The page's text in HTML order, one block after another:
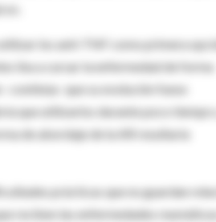
los anti-TNF como primera
iba a cursar la enfermedad de forma
que su evolución fuese
que utilizarlos durante poco tiempo
de abordaje de la AR resultaría
prácticas que no guardan
reciben las enfermedades